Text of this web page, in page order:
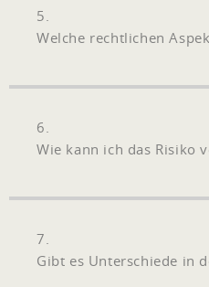
5.
Welche rechtlichen
6.
Wie kann ich das Risiko
7.
Gibt es Unterschiede in